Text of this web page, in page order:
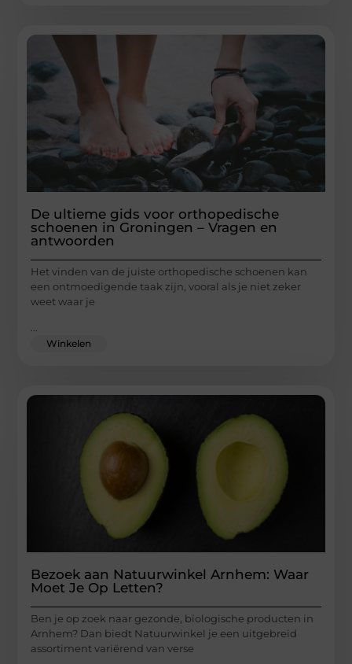
De ultieme gids voor orthopedische
schoenen in Groningen – Vragen en
antwoorden
Het vinden van de juiste orthopedische schoenen kan
een ontmoedigende taak zijn, vooral als je niet zeker
weet waar je
...
Winkelen
Bezoek aan Natuurwinkel Arnhem: Waar
Moet Je Op Letten?
Ben je op zoek naar gezonde, biologische producten in
Arnhem? Dan biedt Natuurwinkel je een uitgebreid
assortiment variërend van verse